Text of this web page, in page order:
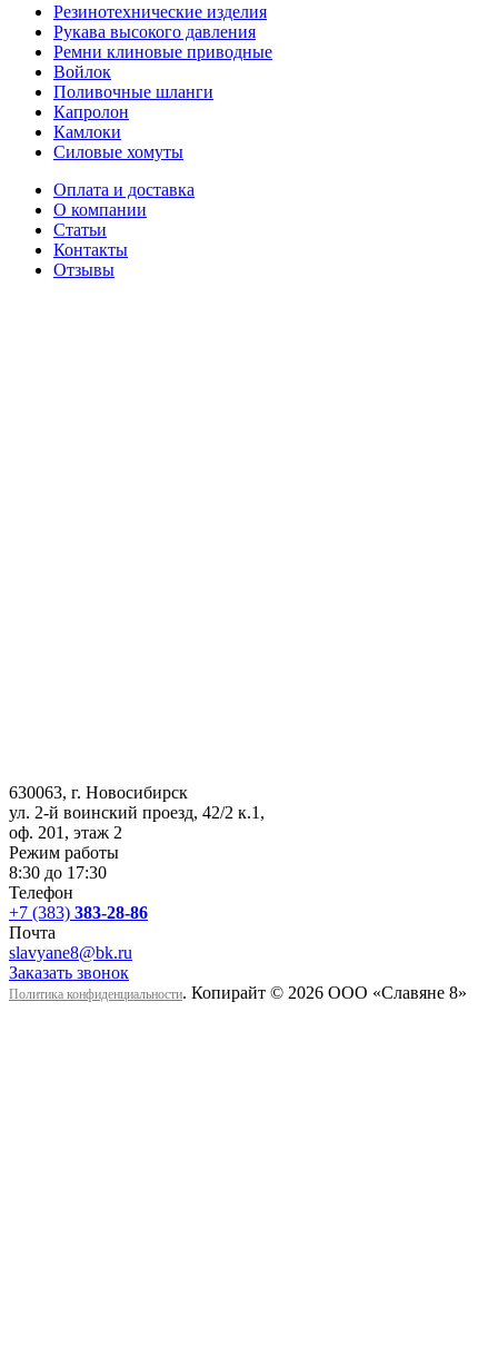
Резинотехнические изделия
Рукава высокого давления
Ремни клиновые приводные
Войлок
Поливочные шланги
Капролон
Камлоки
Силовые хомуты
Оплата и доставка
О компании
Статьи
Контакты
Отзывы
630063, г. Новосибирск
ул. 2-й воинский проезд, 42/2 к.1 ,
оф. 201, этаж 2
Режим работы
8:30 до 17:30
Телефон
+7 (383) 383-28-86
Почта
slavyane8@bk.ru
Заказать звонок
Политика конфиденциальности. Копирайт © 2026 ООО «Cлавяне 8»